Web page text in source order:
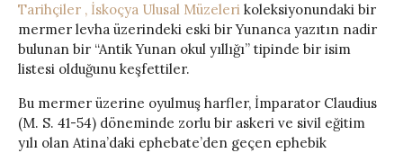
Tarihçiler , İskoçya Ulusal Müzeleri koleksiyonundaki bir
mermer levha üzerindeki eski bir Yunanca yazıtın nadir
bulunan bir “Antik Yunan okul yıllığı” tipinde bir isim
listesi olduğunu keşfettiler.
Bu mermer üzerine oyulmuş harfler, İmparator Claudius
(M. S. 41-54) döneminde zorlu bir askeri ve sivil eğitim
yılı olan Atina’daki ephebate’den geçen ephebik